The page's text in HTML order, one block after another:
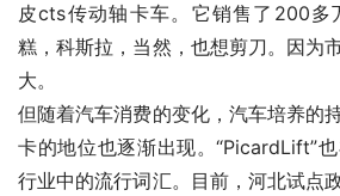
皮cts传动轴卡车。它销售了200多
糕，科斯拉，当然，也想剪刀。因为
大。
但随着汽车消费的变化，汽车培养的
卡的地位也逐渐出现。“PicardLift”
行业中的流行词汇。目前，河北试点